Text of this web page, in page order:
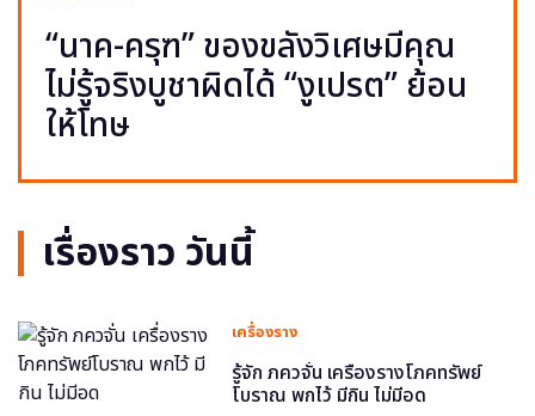
“นาค-ครุฑ” ของขลังวิเศษมีคุณ
ไม่รู้จริงบูชาผิดได้ “งูเปรต” ย้อน
ให้โทษ
เรื่องราว วันนี้
เครื่องราง
รู้จัก ภควจั่น เครื่องรางโภคทรัพย์
โบราณ พกไว้ มีกิน ไม่มีอด